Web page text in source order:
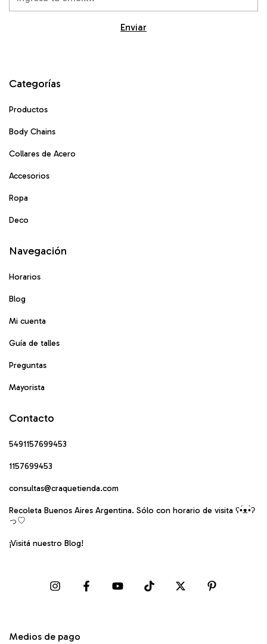
Categorías
Productos
Body Chains
Collares de Acero
Accesorios
Ropa
Deco
Navegación
Horarios
Blog
Mi cuenta
Guía de talles
Preguntas
Mayorista
Contacto
5491157699453
1157699453
consultas@craquetienda.com
Recoleta Buenos Aires Argentina. Sólo con horario de visita ʕ•́ᴥ•̀ʔ
っ♡
¡Visitá nuestro Blog!
Medios de pago